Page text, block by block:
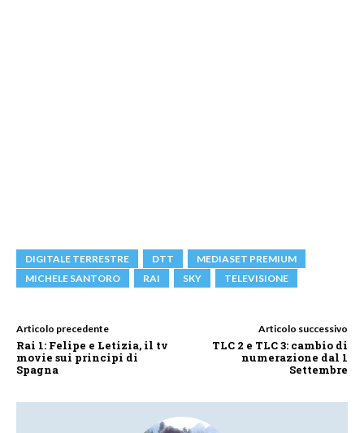
DIGITALE TERRESTRE DTT
MEDIASET PREMIUM
MICHELE SANTORO
RAI SKY TELEVISIONE
Articolo precedente
Rai 1: Felipe e Letizia, il tv
movie sui principi di
Spagna
Articolo successivo
TLC 2 e TLC 3: cambio di
numerazione dal 1
Settembre